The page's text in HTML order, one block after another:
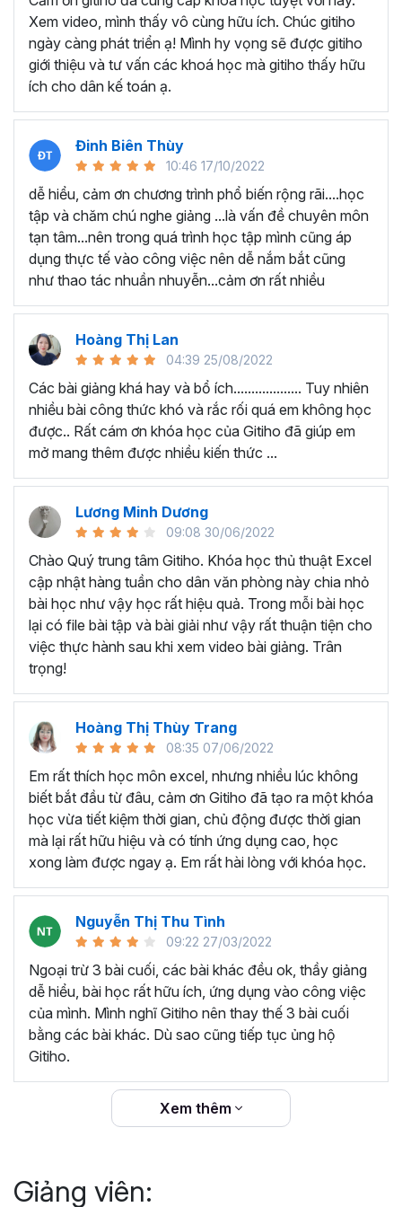
Học nhanh nhưng nhớ lâu bởi luôn có các bài tập
thực hành kèm với lý thuyết.
Các video bài giảng được xây dựng dựa trên các
chủ đề cụ thể, đồng thời chú trọng tối đa đến tính
ứng dụng cao. Đặc biệt, bộ videocác thủ thuật
khác, phù hợp với tất cả mọi đối tượng muốn tỏa
sáng nơi công sở với thủ thuật Excel nâng cao thông
minh và tạo kết quả bất ngờ trong công việc.
Bạn sẽ tự tin xử lý được mọi việc trên các công cụ
Excel một cách chuyên nghiệp giúp đẩy nhân được
tiến độ công việc, nâng cao hiệu suất làm việc lên
tới 5 lần.
Đặc biệt khiđăng ký khóa học EXG02học viên sẽ có cơ
hội nhận ưu đãi sở hữu trọn đời chỉ với
tác đăng ký khá đơn giản, bạn chỉ cần nhấn vào ĐĂNG
KÝ HỌC NGAY khóa học EXG08 trên gitiho.com là xong.
Nếu có bất cứ thắc mắc nào liên quan đến tớikhóa học
EXG02 - Thủ thuật Excel cập nhật hàng tuầnbạn hãy
để kết nối cho Gitiho qua hotline 0774 116 285 để được
tư vấn chi tiết nhé.
Nội dung bài giảng trong khóa
học thủ thuật trên Excel của
Gitiho?
Khóa học Thủ thuật Excel cập nhật các mẹo Excel văn
phòng hàng tuần, bạn có thể được update những nội
dung mới nhất về tin học văn phòng như sau:
Định dạng nhanh bằng công cụFormat Paintervà
toán, các thủ thuật excel tính tổng, đặt tên nhanh
cho bảng tính, hiển thị công thức trong ô, tạo ghi
chú và cố định dòng - cột.
Kỹ thuật định dạng và xử lý dữ liệu bao gồm tự động
thêm ký hiệu tiền tệ, viết biểu thức hóa học - toán
học và loại bỏ dữ liệu trùng lặp.
Tổng hợp thủ thuật với hàm, công thức bao gồm
cách tắt/mở gợi ý khi viết hàm, đặt tên và sử dụng
gian.
Tổng hợp hàm, công thức tính toán theo thời gian
như hàm tính toán theo tháng, tuổi, ngày hết hạn
hợp đồng,...
Hướng dẫn dùng các hàm và công thức nâng cao
nhưSUM, SUMIFS, VLOOKUP, INDEX, và các thủ
thuật hay trong Excel khác với hàm và công thức.
Những thiết lập chế độ làm việc trên Excel như thiết
lập theme, background, in ấn, và các thanh, tiêu đề,
đường kẻ lưới trong Excel.
và gán nội dung văn bản vào hình khối.
Xem video, mình thấy vô cùng hữu ích. Chúc gitiho
ngày càng phát triển ạ! Mình hy vọng sẽ được gitiho
giới thiệu và tư vấn các khoá học mà gitiho thấy hữu
ích cho dân kế toán ạ.
Đinh Biên Thùy
10:46 17/10/2022
dễ hiểu, cảm ơn chương trình phổ biến rộng rãi....học
tập và chăm chú nghe giảng ...là vấn đề chuyên môn
tạn tâm...nên trong quá trình học tập mình cũng áp
dụng thực tế vào công việc nên dễ nắm bắt cũng
như thao tác nhuần nhuyễn...cảm ơn rất nhiều
Hoàng Thị Lan
04:39 25/08/2022
Các bài giảng khá hay và bổ ích................... Tuy nhiên
nhiều bài công thức khó và rắc rối quá em không học
được.. Rất cám ơn khóa học của Gitiho đã giúp em
mở mang thêm được nhiều kiến thức ...
Lương Minh Dương
09:08 30/06/2022
Chào Quý trung tâm Gitiho. Khóa học thủ thuật Excel
cập nhật hàng tuần cho dân văn phòng này chia nhỏ
bài học như vậy học rất hiệu quả. Trong mỗi bài học
lại có file bài tập và bài giải như vậy rất thuận tiện cho
việc thực hành sau khi xem video bài giảng. Trân
trọng!
Hoàng Thị Thùy Trang
08:35 07/06/2022
Em rất thích học môn excel, nhưng nhiều lúc không
biết bắt đầu từ đâu, cảm ơn Gitiho đã tạo ra một khóa
học vừa tiết kiệm thời gian, chủ động được thời gian
mà lại rất hữu hiệu và có tính ứng dụng cao, học
xong làm được ngay ạ. Em rất hài lòng với khóa học.
Nguyễn Thị Thu Tình
09:22 27/03/2022
Ngoại trừ 3 bài cuối, các bài khác đều ok, thầy giảng
dễ hiểu, bài học rất hữu ích, ứng dụng vào công việc
của mình. Mình nghĩ Gitiho nên thay thế 3 bài cuối
bằng các bài khác. Dù sao cũng tiếp tục ủng hộ
Gitiho.
Xem thêm
Giảng viên: